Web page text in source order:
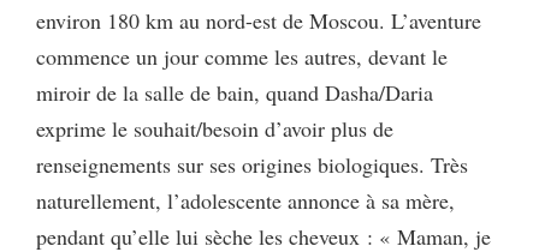
environ 180 km au nord-est de Moscou. L’aventure
commence un jour comme les autres, devant le
miroir de la salle de bain, quand Dasha/Daria
exprime le souhait/besoin d’avoir plus de
renseignements sur ses origines biologiques. Très
naturellement, l’adolescente annonce à sa mère,
pendant qu’elle lui sèche les cheveux : « Maman, je